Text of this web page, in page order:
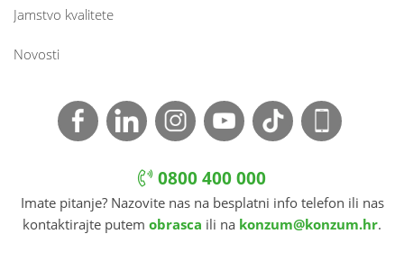
Jamstvo kvalitete
Novosti
0800 400 000
Imate pitanje? Nazovite nas na besplatni info telefon ili nas
kontaktirajte putem obrasca ili na konzum@konzum.hr.